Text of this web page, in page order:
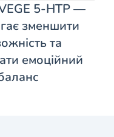
5-HTP —
зменшити
та
емоційний